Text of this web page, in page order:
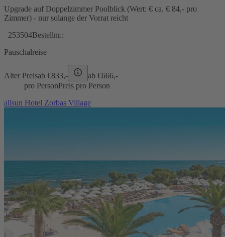
Upgrade auf Doppelzimmer Poolblick (Wert: € ca. € 84,- pro
Zimmer) - nur solange der Vorrat reicht
253504Bestellnr.:
Pauschalreise
Alter Preisab €833,- ab €666,-
pro PersonPreis pro Person
allsun Hotel Zorbas Village